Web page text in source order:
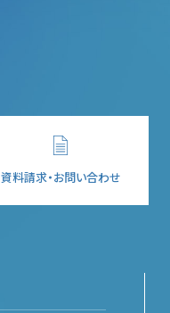
資料請求・お問い合わせ